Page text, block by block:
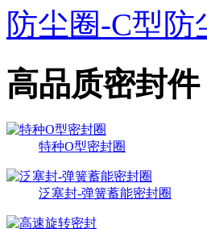
防尘圈-C型
高品质密封件
特种O型密封圈
泛塞封-弹簧蓄能密封圈